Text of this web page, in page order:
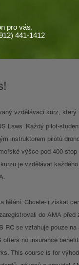
pro vás.
441-1412
vzdělávací kurz, který
Laws. Každý pilot-
instruktorem pilotů
výšce pod 400 stop
je vzdělávat
létání. Chcete-li získat
do AMA před
RC se vztahuje pouze na
offers no insurance
This course is for